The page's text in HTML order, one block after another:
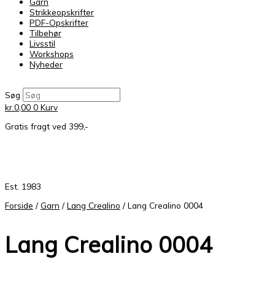
Strikkeopskrifter
PDF-Opskrifter
Tilbehør
Livsstil
Workshops
Nyheder
Søg
kr.0,00 0 Kurv
Gratis fragt ved 399,-
Est. 1983
Forside / Garn / Lang Crealino / Lang Crealino 0004
Lang Crealino 0004